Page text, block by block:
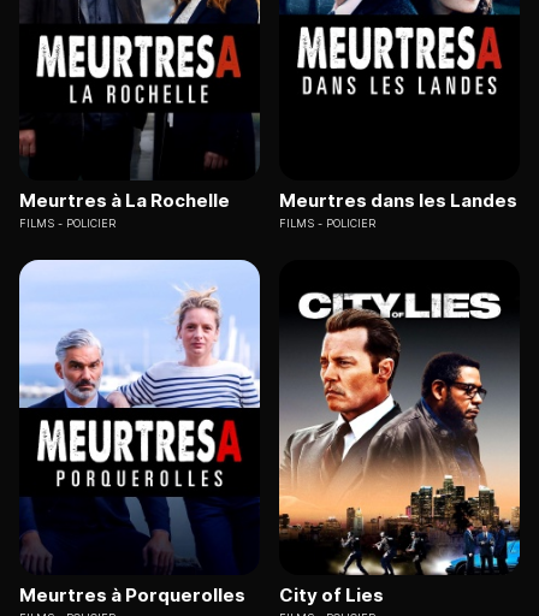
Meurtres à La Rochelle
FILMS POLICIER
Meurtres dans les Landes
FILMS POLICIER
Meurtres à Porquerolles City of Lies